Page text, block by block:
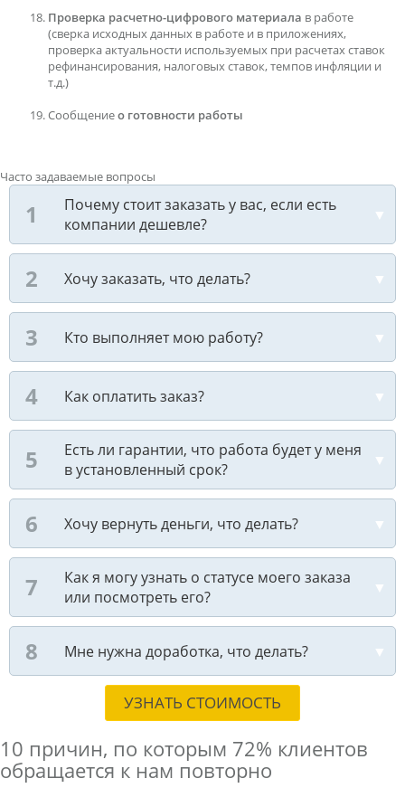
Проверка расчетно-цифрового материала в работе
(сверка исходных данных в работе и в приложениях,
проверка актуальности используемых при расчетах ставок
рефинансирования, налоговых ставок, темпов инфляции и
т.д.)
Сообщениео готовности работы
Часто задаваемые вопросы
Почему стоит заказать у вас, если есть
компании дешевле?
Хочу заказать, что делать?
Кто выполняет мою работу?
Как оплатить заказ?
Есть ли гарантии, что работа будет у меня
в установленный срок?
Хочу вернуть деньги, что делать?
Как я могу узнать о статусе моего заказа
или посмотреть его?
Мне нужна доработка, что делать?
УЗНАТЬ СТОИМОСТЬ
10 причин, по которым 72% клиентов
обращается к нам повторно